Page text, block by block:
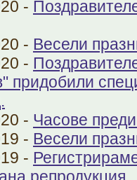
-
- Весели
-
придобили
- Часове
- Весели
-